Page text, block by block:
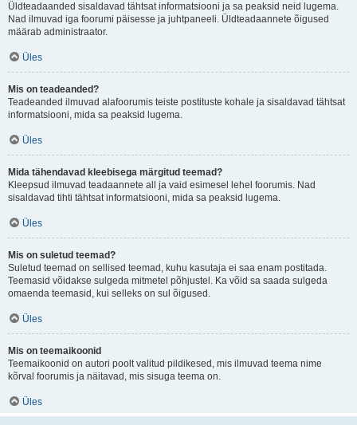
Üldteadaanded sisaldavad tähtsat informatsiooni ja sa peaksid neid lugema.
Nad ilmuvad iga foorumi päisesse ja juhtpaneeli. Üldteadaannete õigused
määrab administraator.
Üles
Mis on teadeanded?
Teadeanded ilmuvad alafoorumis teiste postituste kohale ja sisaldavad tähtsat
informatsiooni, mida sa peaksid lugema.
Üles
Mida tähendavad kleebisega märgitud teemad?
Kleepsud ilmuvad teadaannete all ja vaid esimesel lehel foorumis. Nad
sisaldavad tihti tähtsat informatsiooni, mida sa peaksid lugema.
Üles
Mis on suletud teemad?
Suletud teemad on sellised teemad, kuhu kasutaja ei saa enam postitada.
Teemasid võidakse sulgeda mitmetel põhjustel. Ka võid sa saada sulgeda
omaenda teemasid, kui selleks on sul õigused.
Üles
Mis on teemaikoonid
Teemaikoonid on autori poolt valitud pildikesed, mis ilmuvad teema nime
kõrval foorumis ja näitavad, mis sisuga teema on.
Üles